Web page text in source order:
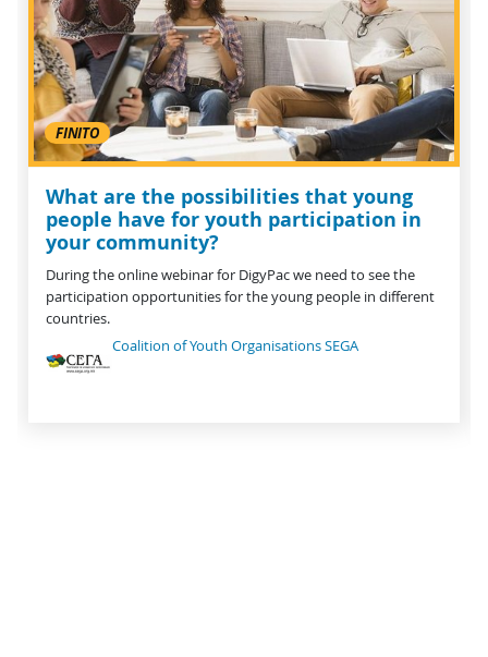
FINITO
What are the possibilities that young
people have for youth participation in
your community?
During the online webinar for DigyPac we need to see the
participation opportunities for the young people in different
countries.
Coalition of Youth Organisations SEGA